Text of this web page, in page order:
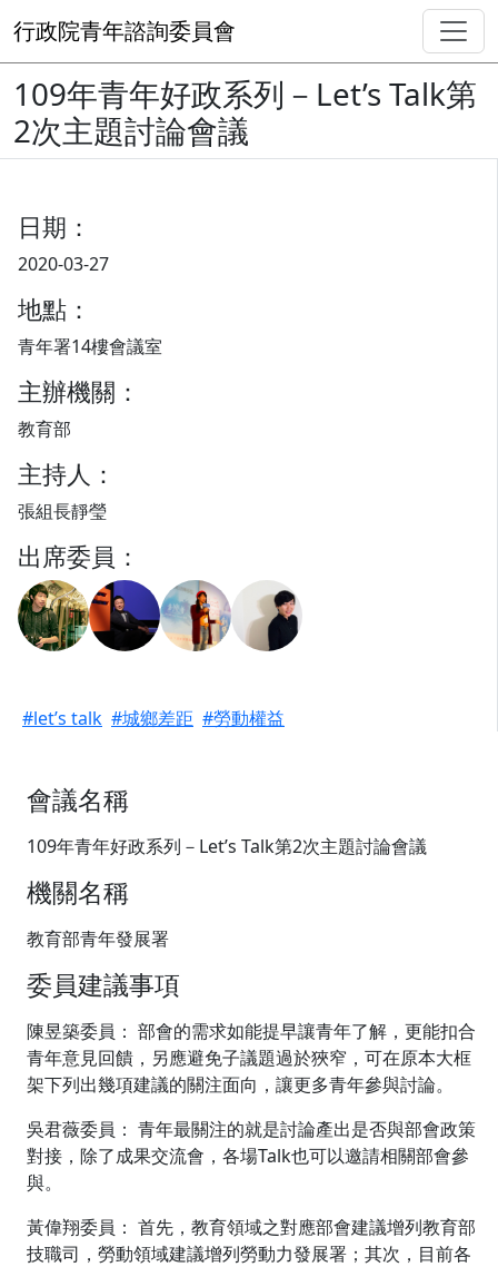
行政院青年諮詢委員會
109年青年好政系列－Let’s Talk第
2次主題討論會議
日期：
2020-03-27
地點：
青年署14樓會議室
主辦機關：
教育部
主持人：
張組長靜瑩
出席委員：
#let’s talk #城鄉差距 #勞動權益
會議名稱
109年青年好政系列－Let’s Talk第2次主題討論會議
機關名稱
教育部青年發展署
委員建議事項
陳昱築委員： 部會的需求如能提早讓青年了解，更能扣合
青年意見回饋，另應避免子議題過於狹窄，可在原本大框
架下列出幾項建議的關注面向，讓更多青年參與討論。
吳君薇委員： 青年最關注的就是討論產出是否與部會政策
對接，除了成果交流會，各場Talk也可以邀請相關部會參
與。
黃偉翔委員： 首先，教育領域之對應部會建議增列教育部
技職司，勞動領域建議增列勞動力發展署；其次，目前各